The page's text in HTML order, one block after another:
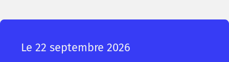
Le 22 septembre 2026